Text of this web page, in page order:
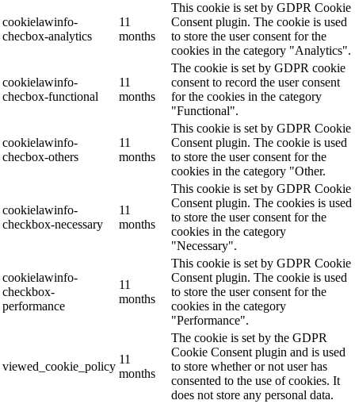
cookielawinfo-
checbox-analytics
11
months
This cookie is set by GDPR Cookie
Consent plugin. The cookie is used
to store the user consent for the
cookies in the category "Analytics".
cookielawinfo-
checbox-functional
11
months
The cookie is set by GDPR cookie
consent to record the user consent
for the cookies in the category
"Functional".
cookielawinfo-
checbox-others
11
months
This cookie is set by GDPR Cookie
Consent plugin. The cookie is used
to store the user consent for the
cookies in the category "Other.
cookielawinfo-
checkbox-necessary
11
months
This cookie is set by GDPR Cookie
Consent plugin. The cookies is used
to store the user consent for the
cookies in the category
"Necessary".
cookielawinfo-
checkbox-
performance
11
months
This cookie is set by GDPR Cookie
Consent plugin. The cookie is used
to store the user consent for the
cookies in the category
"Performance".
viewed_cookie_policy
11
months
The cookie is set by the GDPR
Cookie Consent plugin and is used
to store whether or not user has
consented to the use of cookies. It
does not store any personal data.